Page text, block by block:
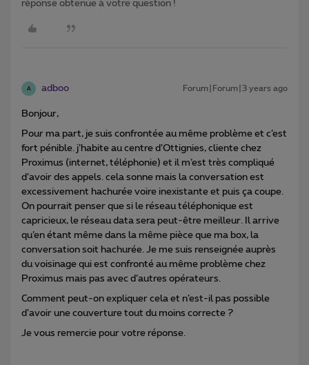
réponse obtenue à votre question !
A adboo Forum|Forum|3 years ago
Bonjour,
Pour ma part, je suis confrontée au même problème et c’est
fort pénible. j’habite au centre d’Ottignies, cliente chez
Proximus (internet, téléphonie) et il m’est très compliqué
d’avoir des appels. cela sonne mais la conversation est
excessivement hachurée voire inexistante et puis ça coupe.
On pourrait penser que si le réseau téléphonique est
capricieux, le réseau data sera peut-être meilleur. Il arrive
qu’en étant même dans la même pièce que ma box, la
conversation soit hachurée. Je me suis renseignée auprès
du voisinage qui est confronté au même problème chez
Proximus mais pas avec d’autres opérateurs.
Comment peut-on expliquer cela et n’est-il pas possible
d’avoir une couverture tout du moins correcte ?
Je vous remercie pour votre réponse.